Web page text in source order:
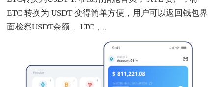
ETC 转换为 USDT 变得简单方便，用户可以返回钱包界
面检察USDT余额， LTC，。